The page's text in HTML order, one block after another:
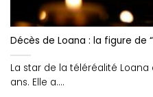
Décès de Loana : la figure de
La star de la téléréalité
ans. Elle a....